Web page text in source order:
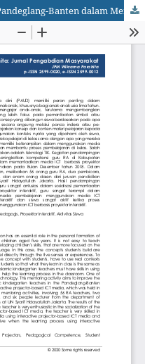
Pendampingan Bagi Guru RA di Pandeglang-Banten dalam Memanfaatkan Media ICT Berbasis Proyektor Interaktif